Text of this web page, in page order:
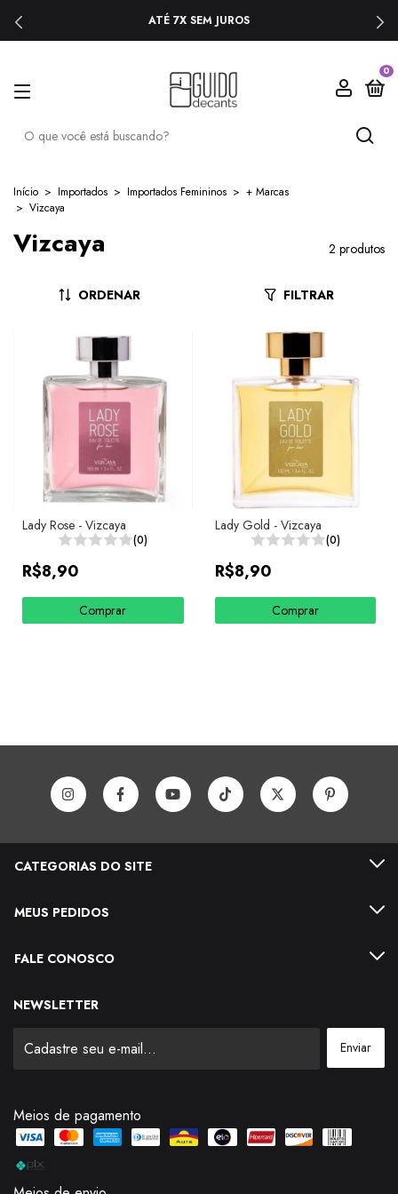
ATÉ 7X SEM JUROS
0
Início > Importados > Importados Femininos > + Marcas
> Vizcaya
Vizcaya 2 produtos
ORDENAR FILTRAR
Lady Rose - Vizcaya
(0)
R$8,90
Comprar
Lady Gold - Vizcaya
(0)
R$8,90
Comprar
CATEGORIAS DO SITE
MEUS PEDIDOS
FALE CONOSCO
NEWSLETTER
Meios de pagamento